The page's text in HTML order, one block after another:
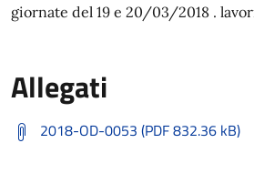
giornate del 19 e 20/03/2018 .
Allegati
2018-OD-0053 (PDF 832.36 kB)